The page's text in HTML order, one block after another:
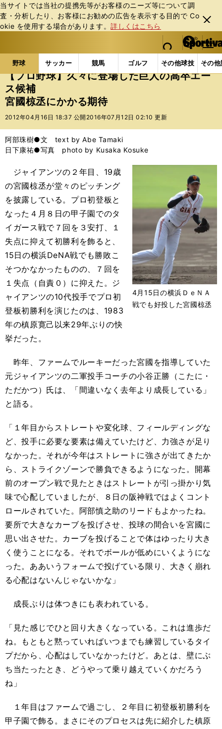
当サイトでは当社の提携先等がお客様のニーズ等について調
査・分析したり、お客様にお勧めの広告を表⽰する⽬的で Co
okie を使⽤する場合があります。詳しくはこちら
閉じ
る
web Sportiva (webスポルティーバ)
検索
マイペ
ー
ジ
メニュ
野球 サッカー 競馬 ゴルフ その他球技 その
b
ス
ポ
ル
テ
ー
バ
野球の記事一覧 プロ野球 【プロ野球】久々に登場
【プロ野球】久々に登場した巨人の高卒エー
ス候補
宮國椋丞にかかる期待
2012年04月16日 18:37 公開 2016年07月12日 02:10 更新
阿部珠樹●文 text by Abe Tamaki
日下康祐●写真 photo by Kusaka Kosuke
4月15日の横浜ＤｅＮＡ
戦でも好投した宮國椋丞
ジャイアンツの２年目、19歳
の宮國椋丞が堂々のピッチング
を披露している。プロ初登板と
なった４月８日の甲子園でのタ
イガース戦で７回を３安打、１
失点に抑えて初勝利を飾ると、
15日の横浜DeNA戦でも勝敗こ
そつかなかったものの、７回を
１失点（自責０）に抑えた。ジ
ャイアンツの10代投手でプロ初
登板初勝利を演じたのは、1983
年の槙原寛己以来29年ぶりの快
挙だった。
昨年、ファームでルーキーだった宮國を指導していた
元ジャイアンツの二軍投手コーチの小谷正勝（こたに・
ただかつ）氏は、「間違いなく去年より成長している」
と語る。
「１年目からストレートや変化球、フィールディングな
ど、投手に必要な要素は備えていたけど、力強さが足り
なかった。それが今年はストレートに強さが出てきたか
ら、ストライクゾーンで勝負できるようになった。開幕
前のオープン戦で見たときはストレートが引っ掛かり気
味で心配していましたが、８日の阪神戦ではよくコント
ロールされていた。阿部慎之助のリードもよかったね。
要所で大きなカーブを投げさせ、投球の間合いを宮國に
思い出させた。カーブを投げることで体はゆったり大き
く使うことになる。それでボールが低めにいくようにな
った。ああいうフォームで投げている限り、大きく崩れ
る心配はないんじゃないかな」
成長ぶりは体つきにも表われている。
「見た感じでひと回り大きくなっている。これは進歩だ
ね。もともと黙っていればいつまでも練習しているタイ
プだから、心配はしていなかったけど。あとは、壁にぶ
ち当たったとき、どうやって乗り越えていくかだろう
ね」
１年目はファームで過ごし、２年目に初登板初勝利を
甲子園で飾る。まさにそのプロセスは先に紹介した槙原